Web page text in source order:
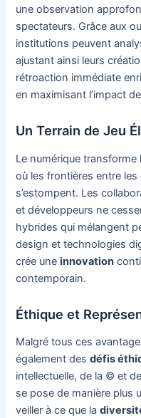
une observation
spectateurs. Grâce aux
institutions peuvent
ajustant ainsi leurs
rétroaction immédiate
en maximisant l’impact
Un Terrain de Jeu
Le numérique transforme
où les frontières entre
s’estompent. Les
et développeurs ne
hybrides qui mélangent
design et technologies
crée uneinnovation
contemporain.
Éthique et
Malgré tous ces
également desdéfis
intellectuelle, de la © et
se pose de manière plus
veiller à ce que la